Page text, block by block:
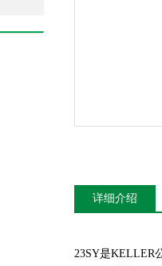
详细介绍
23SY是KELLER